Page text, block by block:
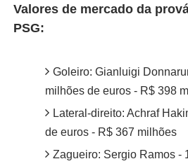
Valores de mercado da
PSG:
Goleiro: Gianluigi
milhões de euros - R$ 398
Lateral-direito: Achraf
de euros - R$ 367 milhões
Zagueiro: Sergio Ramos -